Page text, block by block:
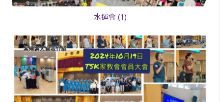
水運會 (1)